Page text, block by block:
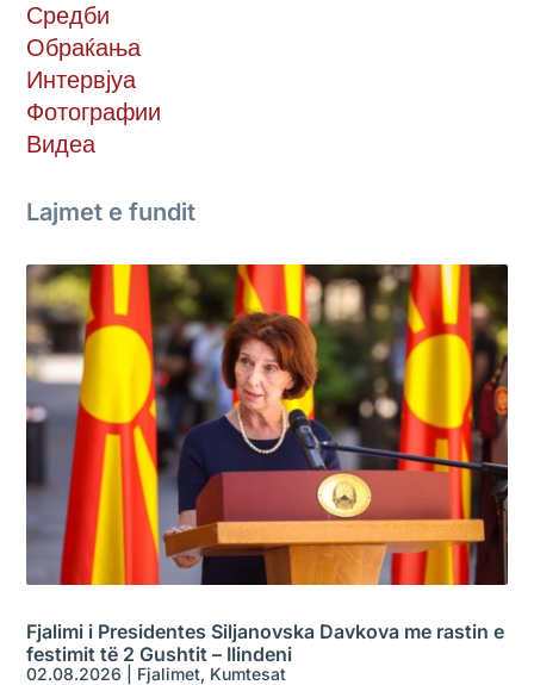
Средби
Обраќања
Интервјуа
Фотографии
Видеа
Lajmet e fundit
Fjalimi i Presidentes Siljanovska Davkova me rastin e
festimit të 2 Gushtit – Ilindeni
02.08.2026 Fjalimet, Kumtesat